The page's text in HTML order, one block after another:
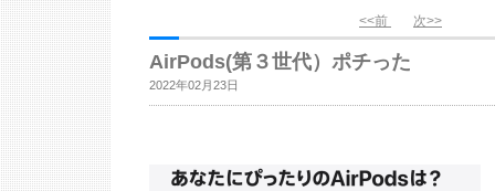
<<前 次>>
AirPods(第３世代）ポチった
2022年02月23日